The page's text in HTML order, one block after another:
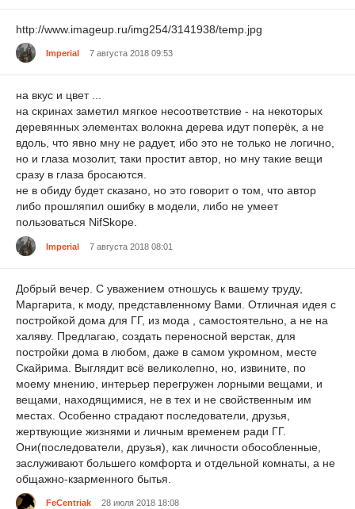
http://www.imageup.ru/img254/3141938/temp.jpg
Imperial 7 августа 2018 09:53
на вкус и цвет ...
на скринах заметил мягкое несоответствие - на некоторых
деревянных элементах волокна дерева идут поперёк, а не
вдоль, что явно мну не радует, ибо это не только не логично,
но и глаза мозолит, таки простит автор, но мну такие вещи
сразу в глаза бросаются.
не в обиду будет сказано, но это говорит о том, что автор
либо прошляпил ошибку в модели, либо не умеет
пользоваться NifSkope.
Imperial 7 августа 2018 08:01
Добрый вечер. С уважением отношусь к вашему труду,
Маргарита, к моду, представленному Вами. Отличная идея с
постройкой дома для ГГ, из мода , самостоятельно, а не на
халяву. Предлагаю, создать переносной верстак, для
постройки дома в любом, даже в самом укромном, месте
Скайрима. Выглядит всё великолепно, но, извините, по
моему мнению, интерьер перегружен лорными вещами, и
вещами, находящимися, не в тех и не свойственным им
местах. Особенно страдают последователи, друзья,
жертвующие жизнями и личным временем ради ГГ.
Они(последователи, друзья), как личности обособленные,
заслуживают большего комфорта и отдельной комнаты, а не
общажно-кзарменного бытья.
FeCentriak 28 июля 2018 18:08